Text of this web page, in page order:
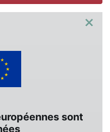
×
sont